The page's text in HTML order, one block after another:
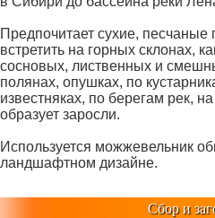
Предпочитает сухие,
встретить на горных склонах,
сосновых, лиственных и
полянах, опушках, по
известняках, по берегам рек,
образует заросли.
Используется можжевельник
ландшафтном дизайне.
Сбор и